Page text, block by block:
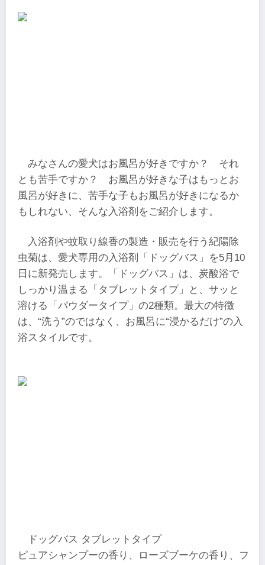
みなさんの愛犬はお風呂が好きですか？ それ
とも苦手ですか？ お風呂が好きな子はもっとお
風呂が好きに、苦手な子もお風呂が好きになるか
もしれない、そんな入浴剤をご紹介します。
入浴剤や蚊取り線香の製造・販売を行う紀陽除
虫菊は、愛犬専用の入浴剤「ドッグバス」を5月10
日に新発売します。「ドッグバス」は、炭酸浴で
しっかり温まる「タブレットタイプ」と、サッと
溶ける「パウダータイプ」の2種類。最大の特徴
は、“洗う”のではなく、お風呂に“浸かるだけ”の入
浴スタイルです。
ドッグバス タブレットタイプ
ピュアシャンプーの香り、ローズブーケの香り、フ